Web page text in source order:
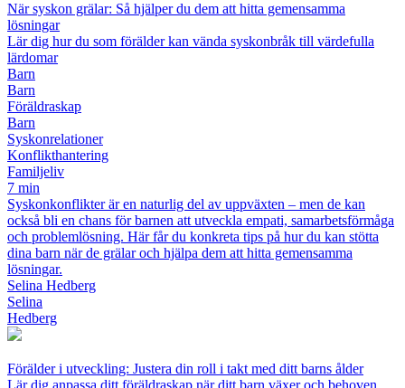
När syskon grälar: Så hjälper du dem att hitta gemensamma
lösningar
Lär dig hur du som förälder kan vända syskonbråk till värdefulla
lärdomar
Barn
Barn
Föräldraskap
Barn
Syskonrelationer
Konflikthantering
Familjeliv
7 min
Syskonkonflikter är en naturlig del av uppväxten – men de kan
också bli en chans för barnen att utveckla empati, samarbetsförmåga
och problemlösning. Här får du konkreta tips på hur du kan stötta
dina barn när de grälar och hjälpa dem att hitta gemensamma
lösningar.
Selina Hedberg
Selina
Hedberg
Förälder i utveckling: Justera din roll i takt med ditt barns ålder